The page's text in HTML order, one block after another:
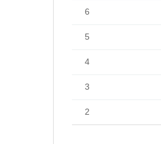
6
5
4
3
2